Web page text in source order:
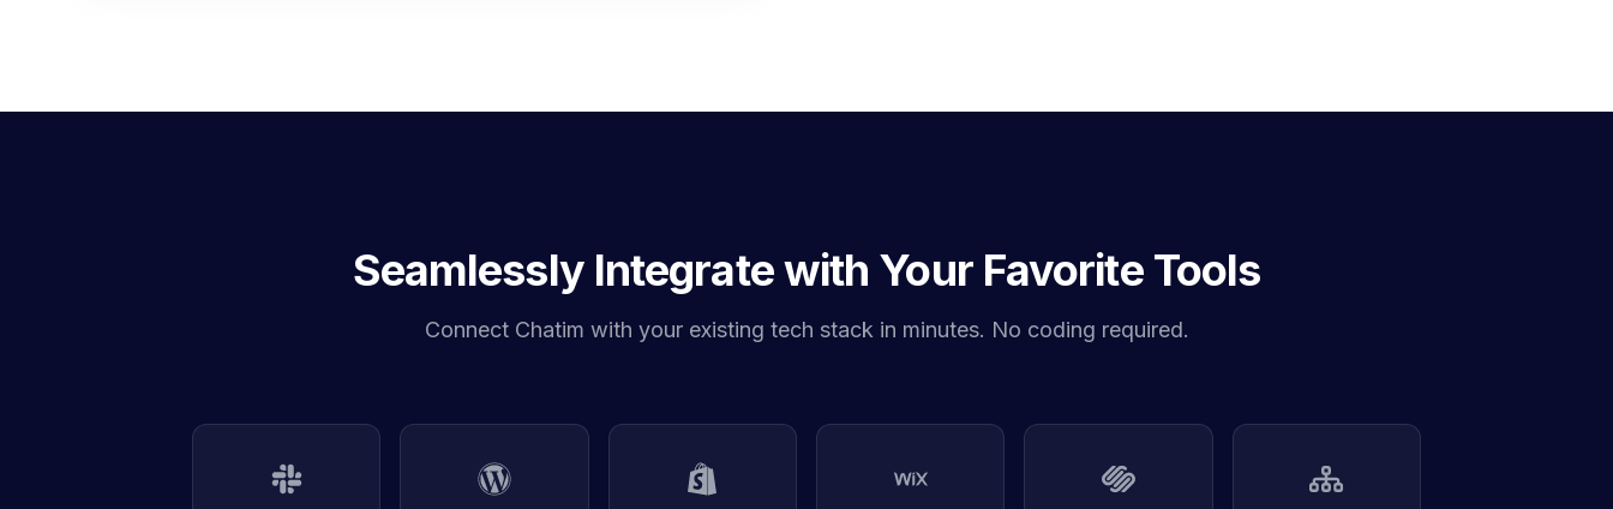
Seamlessly Integrate with Your Favorite Tools
Connect Chatim with your existing tech stack in minutes. No coding required.